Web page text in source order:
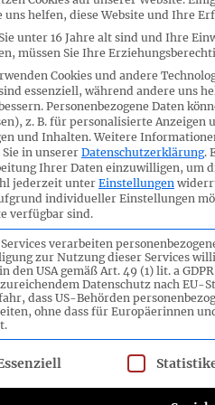
Änderungen an DRS
im
sowie
DRS infolge
SN
an DRS 17
II – Auswertung SN
uns helfen, diese Website und Ihre
unter 16 Jahre alt sind und Ihre
müssen Sie Ihre
Cookies und andere
essenziell, während andere uns
Personenbezogene Daten
z. B. für personalisierte Anzeigen
und Inhalten. Weitere
in unserer Datenschutzerklärung.
Ihrer Daten einzuwilligen, um
jederzeit unterEinstellungen
individueller Einstellungen
verfügbar sind.
verarbeiten
zur Nutzung dieser Services
den USA gemäß Art. 49 (1) lit. a
Datenschutz nach EU-
dass US-Behörden
ohne dass für Europäerinnen
eine Liste der Service-